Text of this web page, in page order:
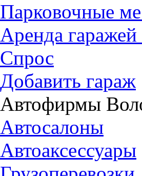
Парковочные
Аренда
Спрос
Добавить гараж
Автофирмы
Автосалоны
Автоаксессуары